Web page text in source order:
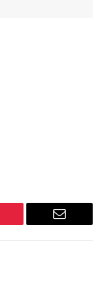
Email